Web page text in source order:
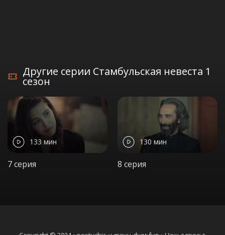
Другие серии Стамбульская невеста 1
сезон
133 мин
7 серия
130 мин
8 серия